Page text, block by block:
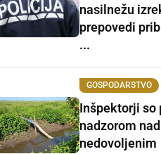
nasilnežu
prepovedi
...
GOSPODARSTVO
Inšpektorji so
nadzorom nad
nedovoljenim